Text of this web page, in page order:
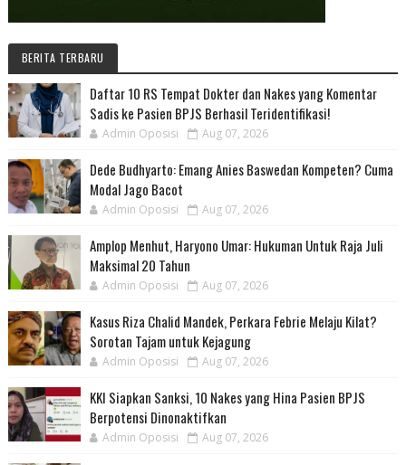
BERITA TERBARU
Daftar 10 RS Tempat Dokter dan Nakes yang Komentar
Sadis ke Pasien BPJS Berhasil Teridentifikasi!
Admin Oposisi Aug 07, 2026
Dede Budhyarto: Emang Anies Baswedan Kompeten? Cuma
Modal Jago Bacot
Admin Oposisi Aug 07, 2026
Amplop Menhut, Haryono Umar: Hukuman Untuk Raja Juli
Maksimal 20 Tahun
Admin Oposisi Aug 07, 2026
Kasus Riza Chalid Mandek, Perkara Febrie Melaju Kilat?
Sorotan Tajam untuk Kejagung
Admin Oposisi Aug 07, 2026
KKI Siapkan Sanksi, 10 Nakes yang Hina Pasien BPJS
Berpotensi Dinonaktifkan
Admin Oposisi Aug 07, 2026